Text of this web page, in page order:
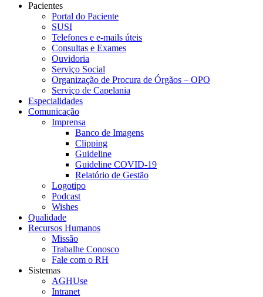
Pacientes
Portal do Paciente
SUSI
Telefones e e-mails úteis
Consultas e Exames
Ouvidoria
Serviço Social
Organização de Procura de Órgãos – OPO
Serviço de Capelania
Especialidades
Comunicação
Imprensa
Banco de Imagens
Clipping
Guideline
Guideline COVID-19
Relatório de Gestão
Logotipo
Podcast
Wishes
Qualidade
Recursos Humanos
Missão
Trabalhe Conosco
Fale com o RH
Sistemas
AGHUse
Intranet